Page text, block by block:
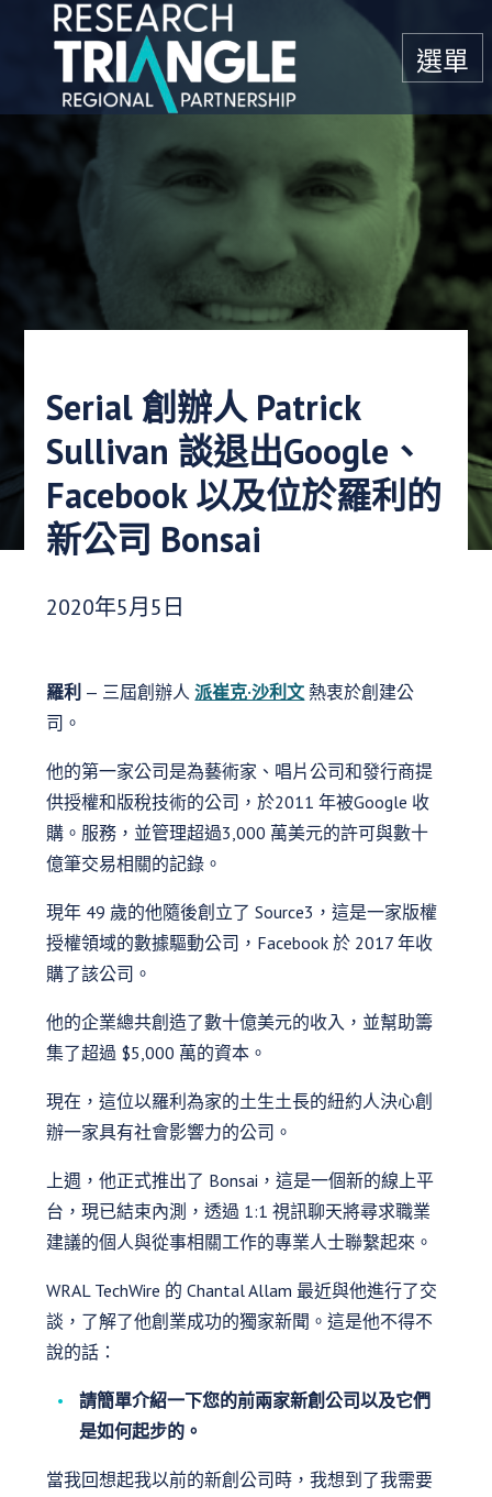
跳至內容
選單
Serial 創辦人 Patrick
Sullivan 談退出Google、
Facebook 以及位於羅利的
新公司 Bonsai
發布日期：
2020年5月5日
羅利 — 三屆創辦人派崔克·沙利文 熱衷於創建公
司。
他的第一家公司是為藝術家、唱片公司和發行商提
供授權和版稅技術的公司，於2011 年被Google 收
購。服務，並管理超過3,000 萬美元的許可與數十
億筆交易相關的記錄。
現年 49 歲的他隨後創立了 Source3，這是一家版權
授權領域的數據驅動公司，Facebook 於 2017 年收
購了該公司。
他的企業總共創造了數十億美元的收入，並幫助籌
集了超過 $5,000 萬的資本。
現在，這位以羅利為家的土生土長的紐約人決心創
辦一家具有社會影響力的公司。
上週，他正式推出了 Bonsai，這是一個新的線上平
台，現已結束內測，透過 1:1 視訊聊天將尋求職業
建議的個人與從事相關工作的專業人士聯繫起來。
WRAL TechWire 的 Chantal Allam 最近與他進行了交
談，了解了他創業成功的獨家新聞。這是他不得不
說的話：
請簡單介紹一下您的前兩家新創公司以及它們
是如何起步的。
當我回想起我以前的新創公司時，我想到了我需要